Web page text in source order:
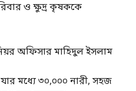
ও ক্ষুদ্র কৃষককে
অফিসার মাহিদুল ইসলাম
মধ্যে ৩০,০০০ নারী, সহজ